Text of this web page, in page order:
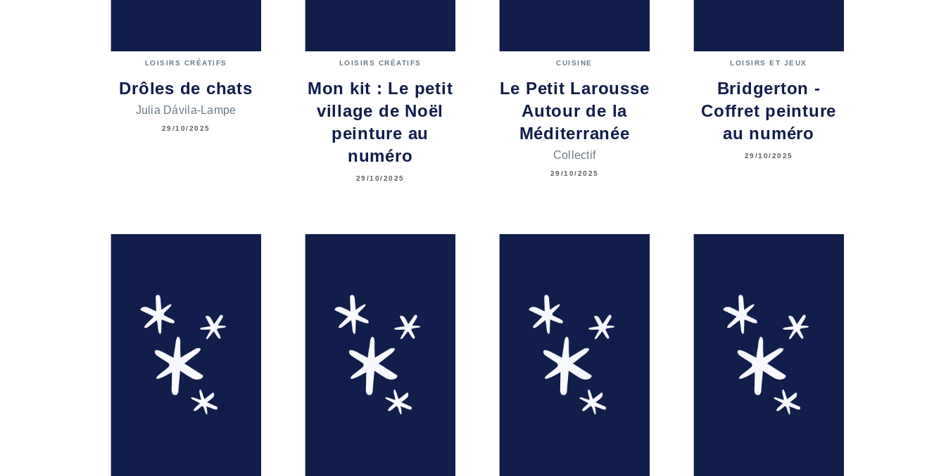
LOISIRS CRÉATIFS
Drôles de chats
Julia Dávila-Lampe
29/10/2025
LOISIRS CRÉATIFS
Mon kit : Le petit
village de Noël
peinture au
numéro
29/10/2025
CUISINE
Le Petit Larousse
Autour de la
Méditerranée
Collectif
29/10/2025
LOISIRS ET JEUX
Bridgerton -
Coffret peinture
au numéro
29/10/2025